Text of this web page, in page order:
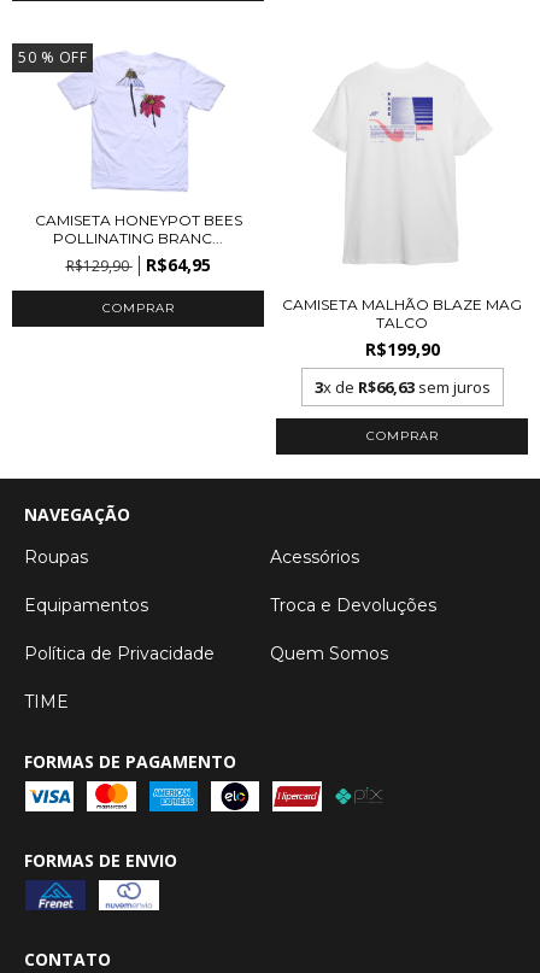
50 % OFF
CAMISETA HONEYPOT BEES
POLLINATING BRANC...
R$129,90 R$64,95
COMPRAR
CAMISETA MALHÃO BLAZE MAG
TALCO
R$199,90
3x de R$66,63sem juros
COMPRAR
NAVEGAÇÃO
Roupas Acessórios
Equipamentos Troca e Devoluções
Política de Privacidade Quem Somos
TIME
FORMAS DE PAGAMENTO
FORMAS DE ENVIO
CONTATO